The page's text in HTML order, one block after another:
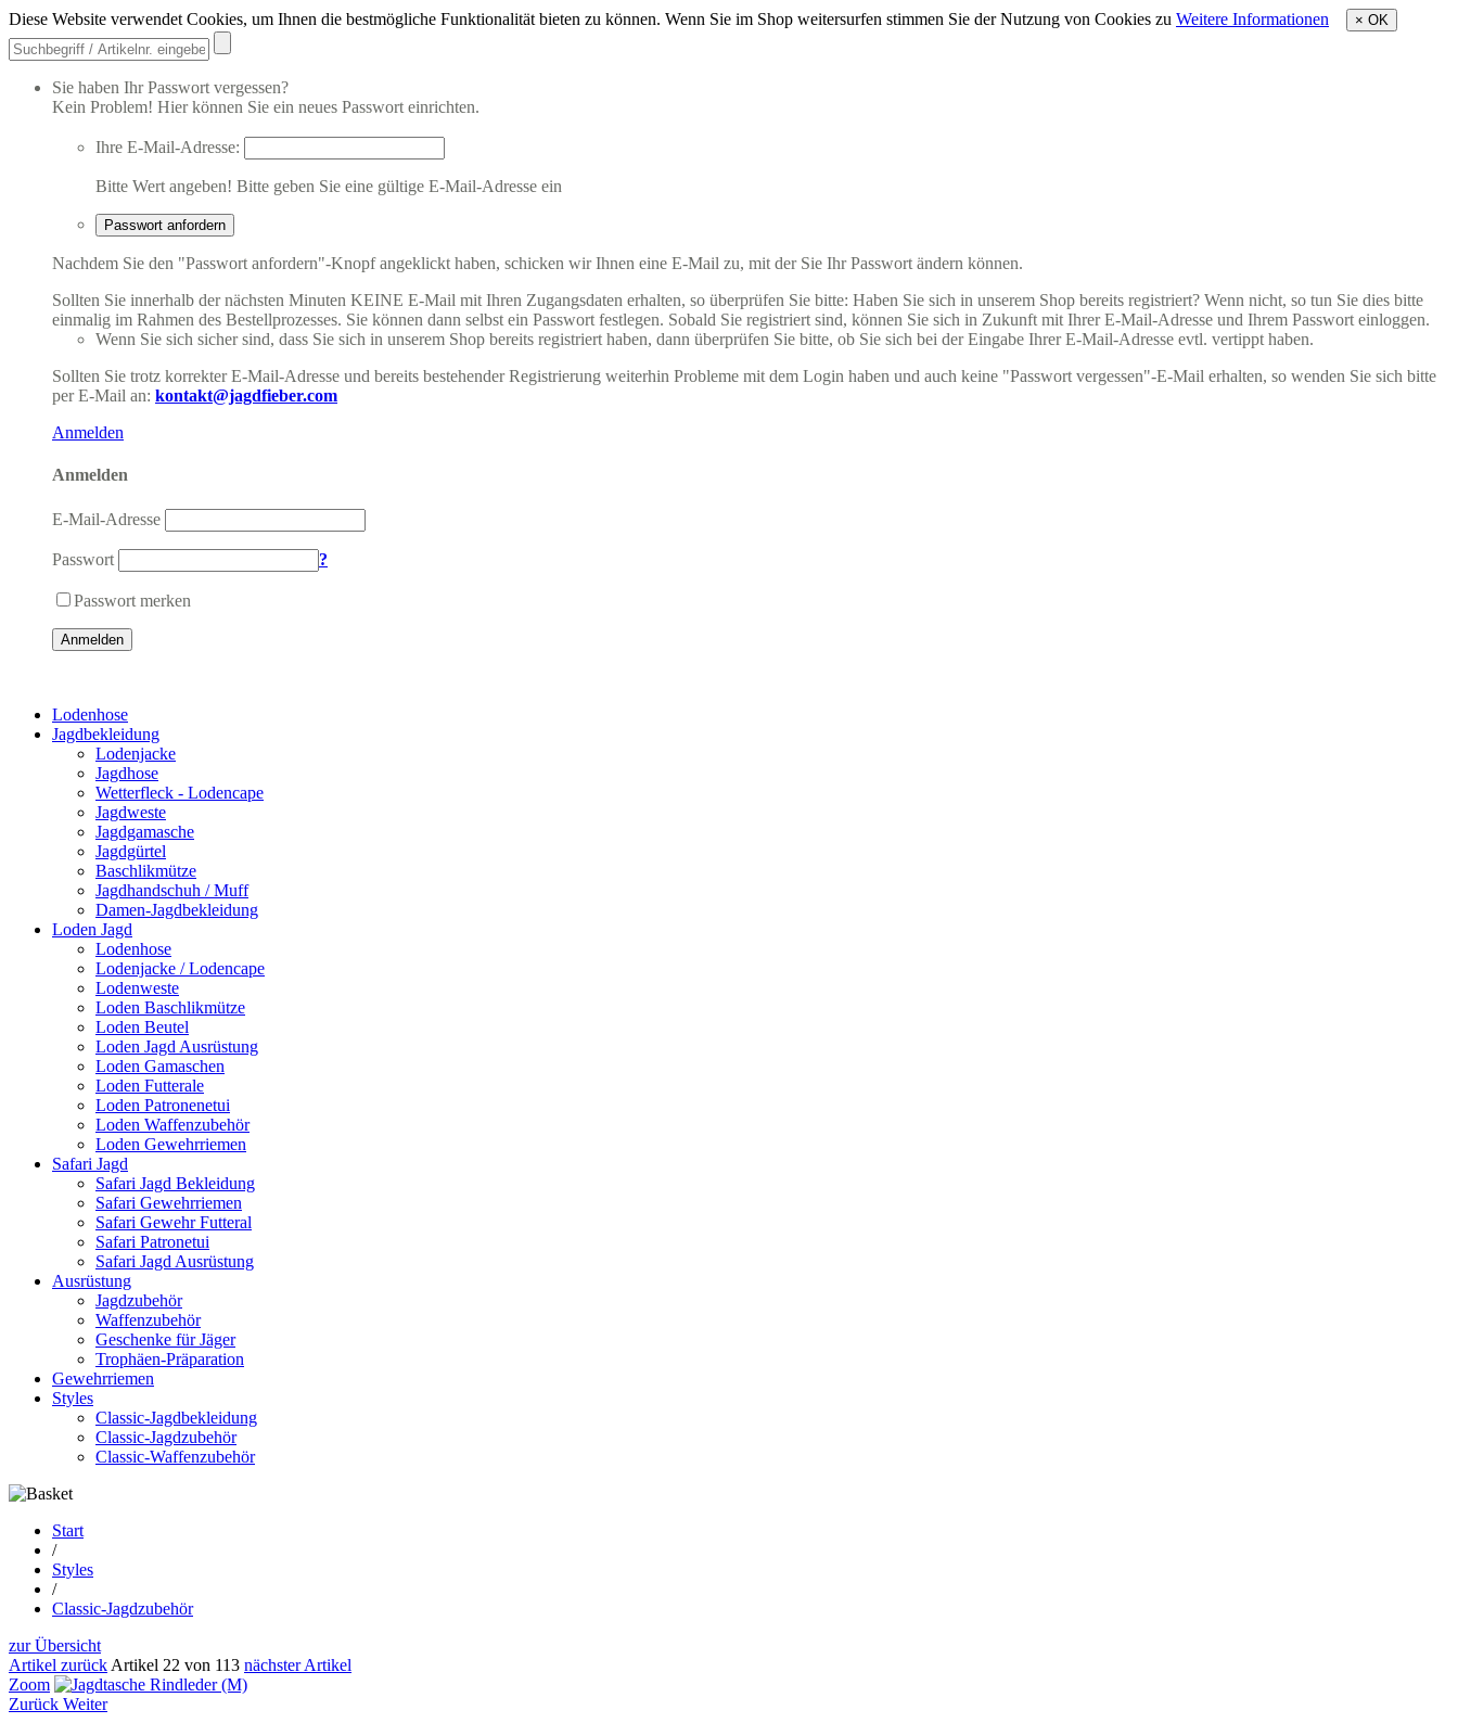
Diese Website verwendet Cookies, um Ihnen die bestmögliche Funktionalität bieten zu können. Wenn Sie im Shop weitersurfen stimmen Sie der Nutzung von Cookies zu Weitere Informationen × OK
Sie haben Ihr Passwort vergessen?
Kein Problem! Hier können Sie ein neues Passwort einrichten.
Ihre E-Mail-Adresse:
Bitte Wert angeben! Bitte geben Sie eine gültige E-Mail-Adresse ein
Passwort anfordern
Nachdem Sie den "Passwort anfordern"-Knopf angeklickt haben, schicken wir Ihnen eine E-Mail zu, mit der Sie Ihr Passwort ändern können.
Sollten Sie innerhalb der nächsten Minuten KEINE E-Mail mit Ihren Zugangsdaten erhalten, so überprüfen Sie bitte: Haben Sie sich in unserem Shop bereits registriert? Wenn nicht, so tun Sie dies bitte
einmalig im Rahmen des Bestellprozesses. Sie können dann selbst ein Passwort festlegen. Sobald Sie registriert sind, können Sie sich in Zukunft mit Ihrer E-Mail-Adresse und Ihrem Passwort einloggen.
Wenn Sie sich sicher sind, dass Sie sich in unserem Shop bereits registriert haben, dann überprüfen Sie bitte, ob Sie sich bei der Eingabe Ihrer E-Mail-Adresse evtl. vertippt haben.
Sollten Sie trotz korrekter E-Mail-Adresse und bereits bestehender Registrierung weiterhin Probleme mit dem Login haben und auch keine "Passwort vergessen"-E-Mail erhalten, so wenden Sie sich bitte
per E-Mail an: kontakt@jagdfieber.com
Anmelden
Anmelden
E-Mail-Adresse
Passwort ?
Passwort merken
Anmelden
Lodenhose
Jagdbekleidung
Lodenjacke
Jagdhose
Wetterfleck - Lodencape
Jagdweste
Jagdgamasche
Jagdgürtel
Baschlikmütze
Jagdhandschuh / Muff
Damen-Jagdbekleidung
Loden Jagd
Lodenhose
Lodenjacke / Lodencape
Lodenweste
Loden Baschlikmütze
Loden Beutel
Loden Jagd Ausrüstung
Loden Gamaschen
Loden Futterale
Loden Patronenetui
Loden Waffenzubehör
Loden Gewehrriemen
Safari Jagd
Safari Jagd Bekleidung
Safari Gewehrriemen
Safari Gewehr Futteral
Safari Patronetui
Safari Jagd Ausrüstung
Ausrüstung
Jagdzubehör
Waffenzubehör
Geschenke für Jäger
Trophäen-Präparation
Gewehrriemen
Styles
Classic-Jagdbekleidung
Classic-Jagdzubehör
Classic-Waffenzubehör
Start
/
Styles
/
Classic-Jagdzubehör
zur Übersicht
Artikel zurück Artikel 22 von 113 nächster Artikel
Zoom
Zurück Weiter